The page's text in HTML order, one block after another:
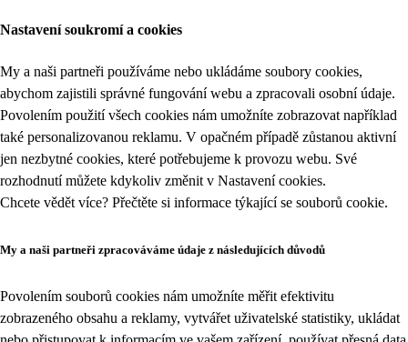
Nastavení soukromí a cookies
My a naši partneři používáme nebo ukládáme soubory cookies,
abychom zajistili správné fungování webu a zpracovali osobní údaje.
Povolením použití všech cookies nám umožníte zobrazovat například
také personalizovanou reklamu. V opačném případě zůstanou aktivní
jen nezbytné cookies, které potřebujeme k provozu webu. Své
rozhodnutí můžete kdykoliv změnit v Nastavení cookies.
Chcete vědět více? Přečtěte si informace týkající se souborů cookie.
My a naši partneři zpracováváme údaje z následujících důvodů
Povolením souborů cookies nám umožníte měřit efektivitu
zobrazeného obsahu a reklamy, vytvářet uživatelské statistiky, ukládat